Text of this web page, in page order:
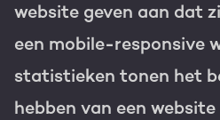
HubSpot websites
Modules & templates
Membership portals
Nederlands
website geven aan dat
een mobile-responsive
statistieken tonen het
hebben van een